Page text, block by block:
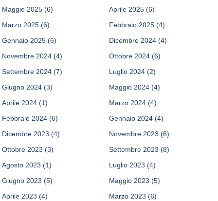
Maggio 2025 (6) Aprile 2025 (6)
Marzo 2025 (6) Febbraio 2025 (4)
Gennaio 2025 (6) Dicembre 2024 (4)
Novembre 2024 (4) Ottobre 2024 (6)
Settembre 2024 (7) Luglio 2024 (2)
Giugno 2024 (3) Maggio 2024 (4)
Aprile 2024 (1) Marzo 2024 (4)
Febbraio 2024 (6) Gennaio 2024 (4)
Dicembre 2023 (4) Novembre 2023 (6)
Ottobre 2023 (3) Settembre 2023 (8)
Agosto 2023 (1) Luglio 2023 (4)
Giugno 2023 (5) Maggio 2023 (5)
Aprile 2023 (4) Marzo 2023 (6)